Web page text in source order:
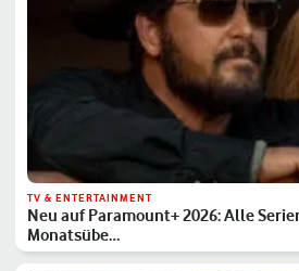
TV & ENTERTAINMENT
Neu auf Paramount+ 2026: Alle
Monatsübe…